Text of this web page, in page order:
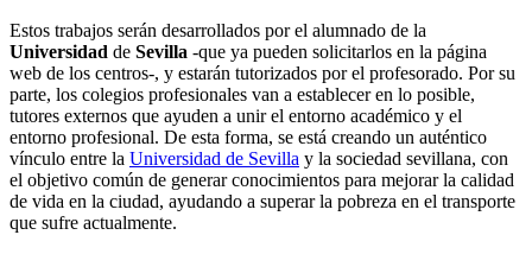
Estos trabajos serán desarrollados por el alumnado de la
Universidad de Sevilla -que ya pueden solicitarlos en la página
web de los centros-, y estarán tutorizados por el profesorado. Por su
parte, los colegios profesionales van a establecer en lo posible,
tutores externos que ayuden a unir el entorno académico y el
entorno profesional. De esta forma, se está creando un auténtico
vínculo entre la Universidad de Sevilla y la sociedad sevillana, con
el objetivo común de generar conocimientos para mejorar la calidad
de vida en la ciudad, ayudando a superar la pobreza en el transporte
que sufre actualmente.